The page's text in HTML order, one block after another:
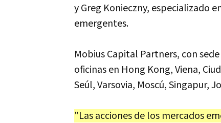
y Greg Konieczny, especializado
emergentes.
Mobius Capital Partners, con
oficinas en Hong Kong, Viena,
Seúl, Varsovia, Moscú, Singapur,
"Las acciones de los mercados